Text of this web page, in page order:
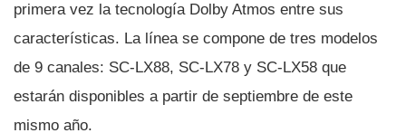
primera vez la tecnologí­a Dolby Atmos entre sus
caracterí­sticas. La lí­nea se compone de tres modelos
de 9 canales: SC-LX88, SC-LX78 y SC-LX58 que
estarán disponibles a partir de septiembre de este
mismo año.